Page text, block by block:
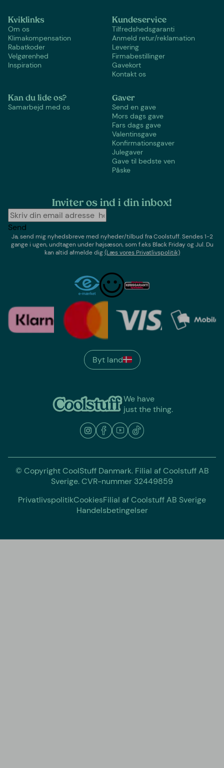
Kviklinks
Om os
Klimakompensation
Rabatkoder
Velgørenhed
Inspiration
Kundeservice
Tilfredshedsgaranti
Anmeld retur/reklamation
Levering
Firmabestillinger
Gavekort
Kontakt os
Kan du lide os?
Samarbejd med os
Gaver
Send en gave
Mors dags gave
Fars dags gave
Valentinsgave
Konfirmationsgaver
Julegaver
Gave til bedste ven
Påske
Inviter os ind i din inbox!
Send
Ja, send mig nyhedsbreve med nyheder/tilbud fraCoolstuff. Sendes 1-2
gange i ugen,undtagen under højsæson, som f.eks Black Friday og Jul. Du
kan altid afmelde dig(Læs vores Privatlivspolitik)
We have
just the thing.
Byt land
© Copyright CoolStuff Danmark. Filial af Coolstuff AB
Sverige. CVR-nummer 32449859
PrivatlivspolitikCookiesFilial af Coolstuff AB Sverige
Handelsbetingelser